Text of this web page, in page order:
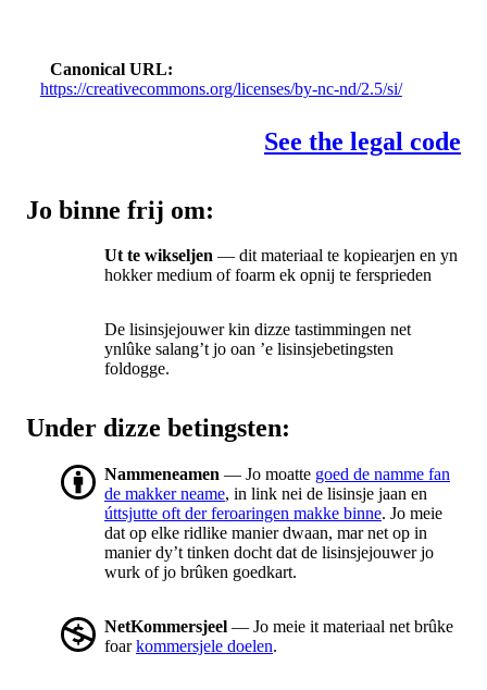
Canonical URL
https://creativecommons.org/licenses/by-nc-nd/2.5/si/
See the legal code
Jo binne frij om:
Ut te wikseljen — dit materiaal te kopiearjen en yn
hokker medium of foarm ek opnij te fersprieden
De lisinsjejouwer kin dizze tastimmingen net
ynlûke salang’t jo oan ’e lisinsjebetingsten
foldogge.
Under dizze betingsten:
Nammeneamen — Jo moatte goed de namme fan
de makker neame, in link nei de lisinsje jaan en
úttsjutte oft der feroaringen makke binne. Jo meie
dat op elke ridlike manier dwaan, mar net op in
manier dy’t tinken docht dat de lisinsjejouwer jo
wurk of jo brûken goedkart.
NetKommersjeel — Jo meie it materiaal net brûke
foarkommersjele doelen.